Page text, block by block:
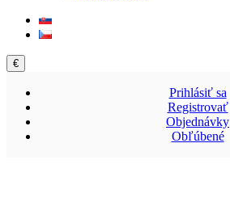
€
Prihlásiť sa
Registrovať
Objednávky
Obľúbené